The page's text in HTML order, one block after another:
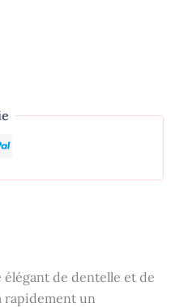
élégant de dentelle et de
rapidement un